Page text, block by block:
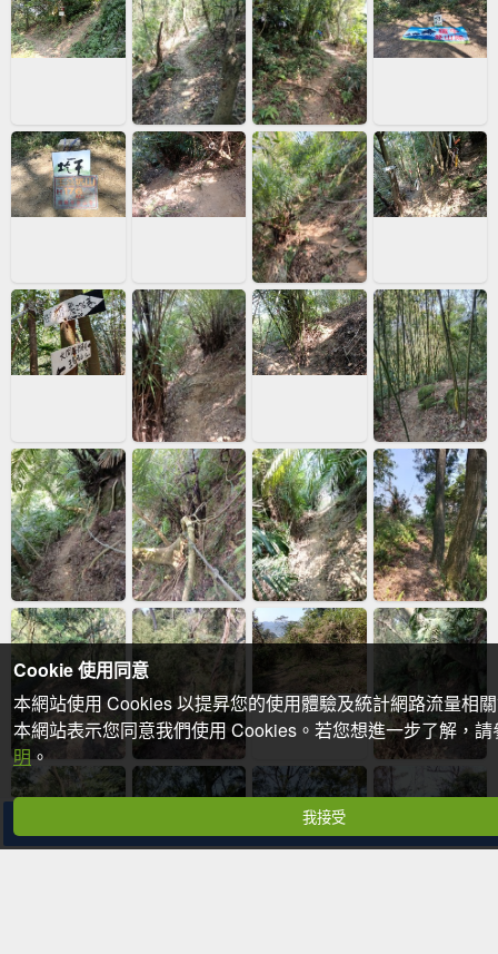
分享
Cookie 使用同意
本網站使用 Cookies 以提昇您的使用體驗及統計網路流量相
本網站表示您同意我們使用 Cookies。若您想進一步了解，
明。
我接受